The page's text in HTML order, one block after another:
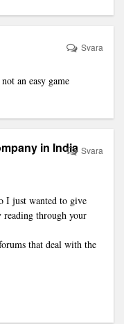
an easy game
Svara
in India
I just wanted to give
through your
that deal with the
Svara